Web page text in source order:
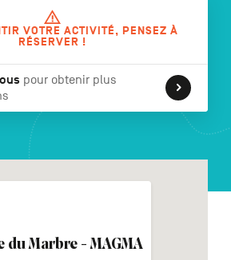
NL DE EN
VOTRE ACTIVITÉ, PENSEZ À
RÉSERVER !
pour obtenir plus
du Marbre - MAGMA